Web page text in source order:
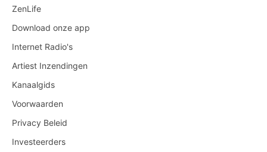
ZenLife
Download onze app
Internet Radio's
Artiest Inzendingen
Kanaalgids
Voorwaarden
Privacy Beleid
Investeerders